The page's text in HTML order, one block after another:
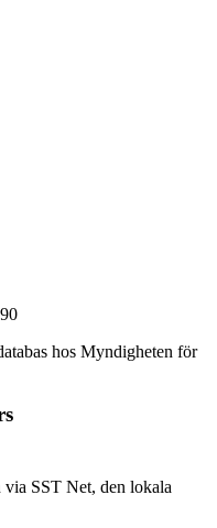
hos Myndigheten för
SST Net, den lokala